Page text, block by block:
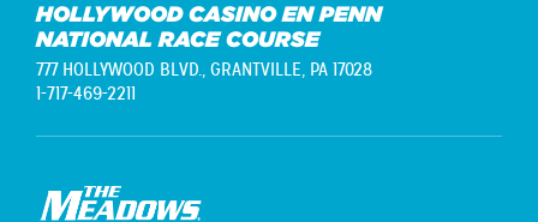
HOLLYWOOD CASINO EN PENN
NATIONAL RACE COURSE
777 HOLLYWOOD BLVD., GRANTVILLE, PA 17028
1-717-469-2211